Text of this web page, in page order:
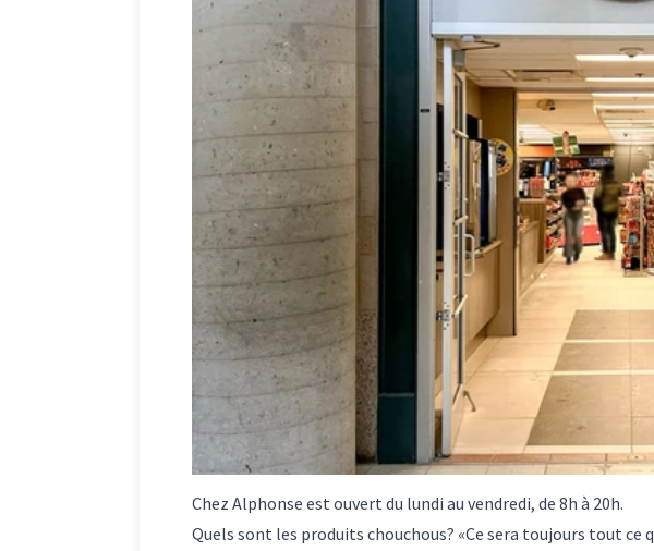
Chez Alphonse est ouvert du lundi au vendredi, de 8h à 20h.
Quels sont les produits chouchous? «Ce sera toujours tout